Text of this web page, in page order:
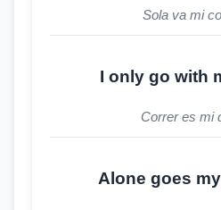
Sola va mi
I only go with
Correr es mi
Alone goes